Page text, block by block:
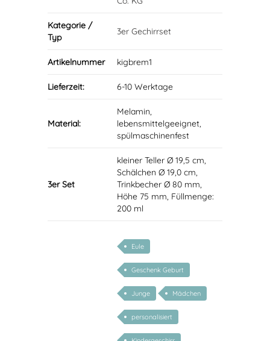
Kategorie /
Typ
3er Gechirrset
Artikelnummer kigbrem1
Lieferzeit: 6-10 Werktage
Material:
Melamin,
lebensmittelgeeignet,
spülmaschinenfest
3er Set
kleiner Teller Ø 19,5 cm,
Schälchen Ø 19,0 cm,
Trinkbecher Ø 80 mm,
Höhe 75 mm, Füllmenge:
200 ml
Eule
Geschenk Geburt
Junge Mädchen
personalisiert